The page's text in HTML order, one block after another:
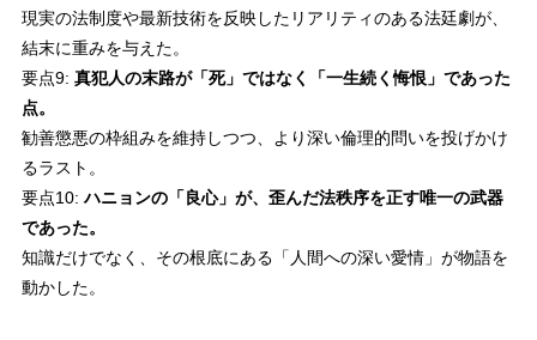
現実の法制度や最新技術を反映したリアリティのある法廷劇が、
結末に重みを与えた。
要点9: 真犯人の末路が「死」ではなく「一生続く悔恨」であった
点。
勧善懲悪の枠組みを維持しつつ、より深い倫理的問いを投げかけ
るラスト。
要点10:ハニョンの「良心」が、歪んだ法秩序を正す唯一の武器
であった。
知識だけでなく、その根底にある「人間への深い愛情」が物語を
動かした。